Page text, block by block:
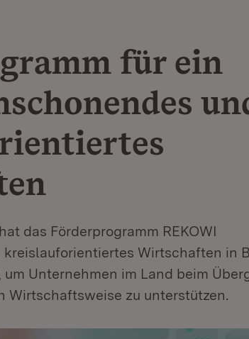
für ein
das Förderprogramm REKOWI
Wirtschaften in
Unternehmen im Land beim
Wirtschaftsweise zu unterstützen.